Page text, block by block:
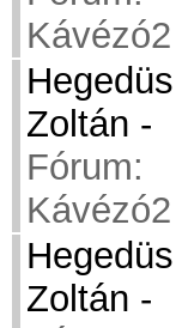
Kávézó2
Hegedüs
Zoltán -
Fórum:
Kávézó2
Hegedüs
Zoltán -